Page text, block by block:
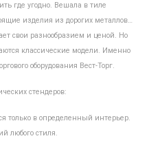
где угодно. Вешала в тиле
изделия из дорогих металлов…
свои разнообразием и ценой. Но
классические модели. Именно
оборудования Вест-Торг.
стендеров:
только в определенный интерьер.
любого стиля.